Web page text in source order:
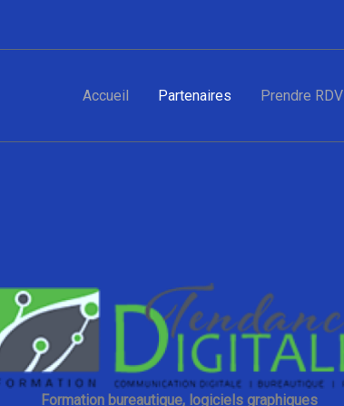
Accueil Partenaires Prendre RDV
Formation bureautique, logiciels graphiques